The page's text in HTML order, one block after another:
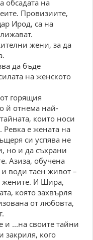
обсадата на
Провизиите,
Ирод, са на
жени, за да
да бъде
на женското
горящия
й отнема най-
които носи
Ревка е жената на
си успява не
но и да съхрани
Азиза, обучена
води таен живот –
жените. И Шира,
която захвърля
от любовта,
и ...на своите тайни
закриля, кого